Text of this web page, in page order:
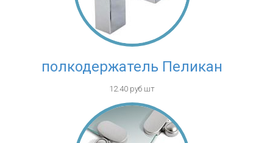
полкодержатель Пеликан
12.40 руб шт